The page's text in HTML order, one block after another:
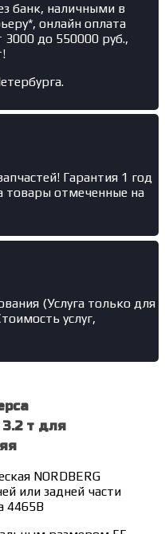
банк, наличными в
онлайн оплата
до 550000 руб.,
! Гарантия 1 год
товары отмеченные на
(Услуга только для
услуг,
т для
NORDBERG
или задней части
4465B